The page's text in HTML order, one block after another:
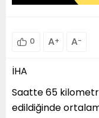
0 A+ A-
İHA
Saatte 65
edildiğinde